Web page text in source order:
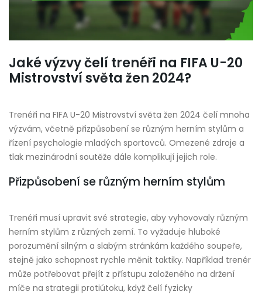
Jaké výzvy čelí trenéři na FIFA U-20
Mistrovství světa žen 2024?
Trenéři na FIFA U-20 Mistrovství světa žen 2024 čelí mnoha
výzvám, včetně přizpůsobení se různým herním stylům a
řízení psychologie mladých sportovců. Omezené zdroje a
tlak mezinárodní soutěže dále komplikují jejich role.
Přizpůsobení se různým herním stylům
Trenéři musí upravit své strategie, aby vyhovovaly různým
herním stylům z různých zemí. To vyžaduje hluboké
porozumění silným a slabým stránkám každého soupeře,
stejně jako schopnost rychle měnit taktiky. Například trenér
může potřebovat přejít z přístupu založeného na držení
míče na strategii protiútoku, když čelí fyzicky